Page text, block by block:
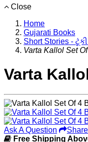
Close
Home
Gujarati Books
Short Stories - ટૂંકી
Varta Kallol Set
Varta
Ask A Question
Free Shipping